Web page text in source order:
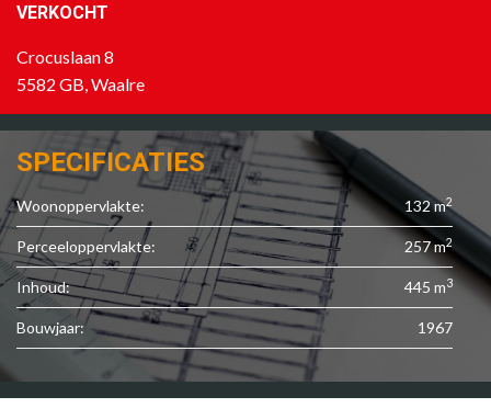
VERKOCHT
Crocuslaan 8
5582 GB, Waalre
SPECIFICATIES
Woonoppervlakte: 132 m2
Perceeloppervlakte: 257 m2
Inhoud: 445 m3
Bouwjaar: 1967